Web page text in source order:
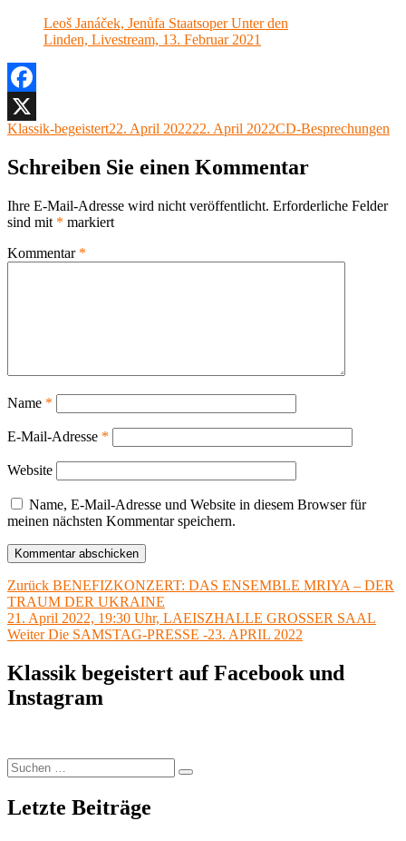
Leoš Janáček, Jenůfa Staatsoper Unter den
Linden, Livestream, 13. Februar 2021
Facebook
X
Autor
Klassik-begeistertVeröffentlicht
22. April 202222. April 2022Kategorien
CD-Besprechungen
Schreiben Sie einen Kommentar
Ihre E-Mail-Adresse wird nicht veröffentlicht. Erforderliche Felder
sind mit * markiert
Kommentar *
Name *
E-Mail-Adresse *
Website
Name, E-Mail-Adresse und Website in diesem Browser für
meinen nächsten Kommentar speichern.
Beitragsnavigation
Zurück Vorheriger
Beitrag:
BENEFIZKONZERT: DAS ENSEMBLE MRIYA – DER
TRAUM DER UKRAINE
21. April 2022, 19:30 Uhr, LAEISZHALLE GROSSER SAAL
Weiter Nächster
Die SAMSTAG-PRESSE -23. APRIL 2022
Klassik begeistert auf Facebook und
Instagram
Suchen
nach:
Suchen
Letzte Beiträge